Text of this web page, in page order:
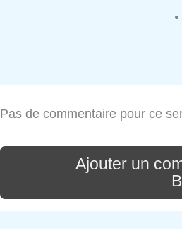
Pas de commentaire pour ce
Ajouter un